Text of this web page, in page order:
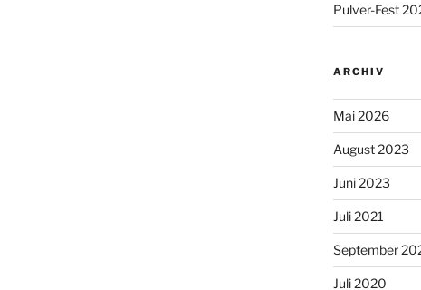
Pulver-Fest
ARCHIV
Mai 2026
August 2023
Juni 2023
Juli 2021
September
Juli 2020